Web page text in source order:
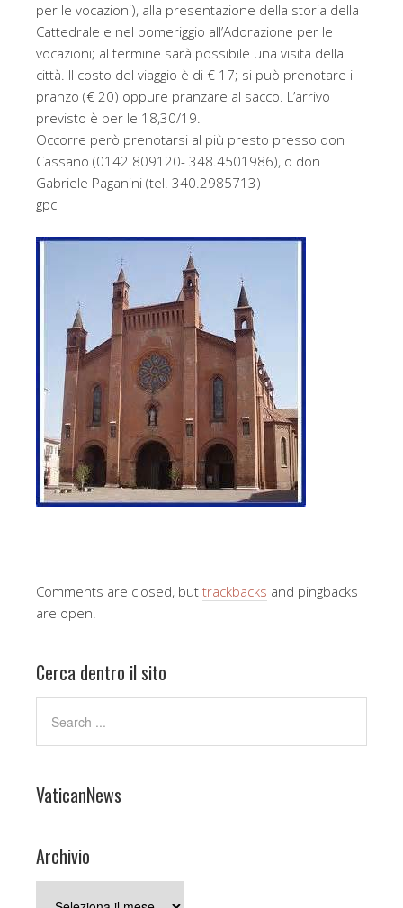
per le vocazioni), alla presentazione della storia della
Cattedrale e nel pomeriggio all’Adorazione per le
vocazioni; al termine sarà possibile una visita della
città. Il costo del viaggio è di € 17; si può prenotare il
pranzo (€ 20) oppure pranzare al sacco. L’arrivo
previsto è per le 18,30/19.
Occorre però prenotarsi al più presto presso don
Cassano (0142.809120- 348.4501986), o don
Gabriele Paganini (tel. 340.2985713)
gpc
Comments are closed, but trackbacks and pingbacks
are open.
Cerca dentro il sito
VaticanNews
Archivio